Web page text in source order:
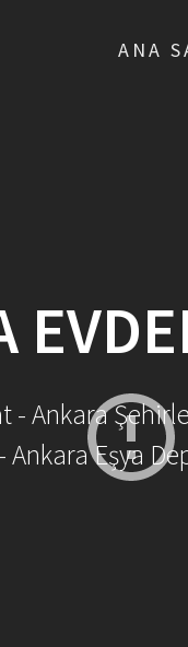
ANA
Ankara
Ankara Eşya